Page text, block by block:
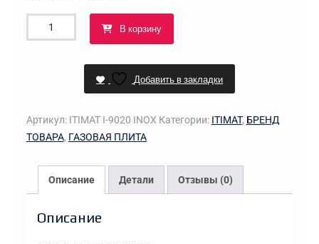
Количество
товара
9020
T
В корзину
Добавить в закладки
Артикул: ITIMAT I-9020 INOX Категории: ITIMAT, БРЕНД
ТОВАРА, ГАЗОВАЯ ПЛИТА
Описание Детали Отзывы (0)
Описание